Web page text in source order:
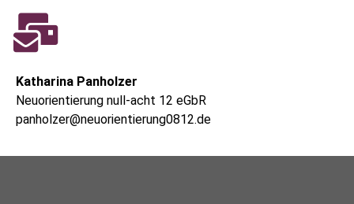
Katharina Panholzer
Neuorientierung null-acht 12 eGbR
panholzer@neuorientierung0812.de